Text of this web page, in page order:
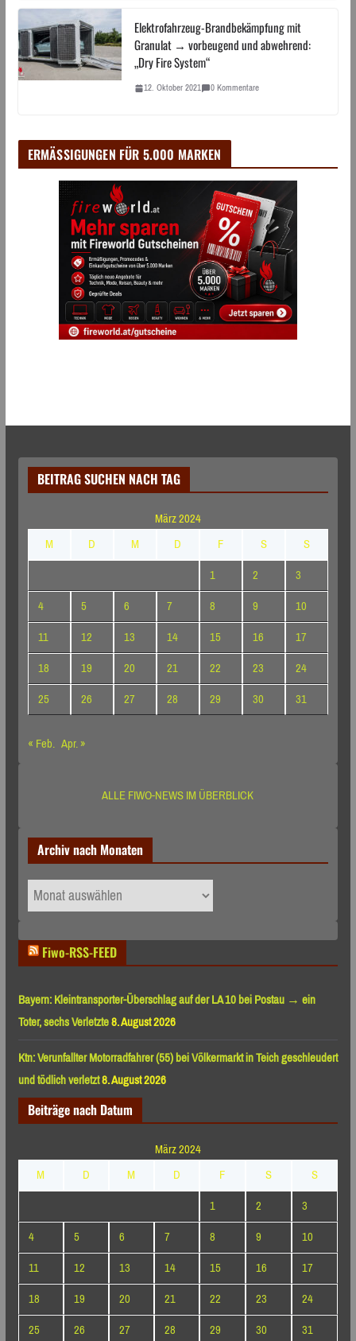
Elektrofahrzeug-Brandbekämpfung mit
Granulat → vorbeugend und abwehrend:
„Dry Fire System“
12. Oktober 2021 0 Kommentare
ERMÄSSIGUNGEN FÜR 5.000 MARKEN
BEITRAG SUCHEN NACH TAG
März 2024
M
D M D F S
S
1
2
3
4
5 6 7 8 9
10
11
12 13 14 15 16
17
18
19 20 21 22 23
24
25
26 27 28 29 30
31
« Feb. Apr. »
ALLE FIWO-NEWS IM ÜBERBLICK
Archiv nach Monaten
Archiv
nach
Fiwo-RSS-FEED
Bayern: Kleintransporter-Überschlag auf der LA 10 bei Postau → ein
Toter, sechs Verletzte8. August 2026
Ktn: Verunfallter Motorradfahrer (55) bei Völkermarkt in Teich geschleudert
und tödlich verletzt8. August 2026
Beiträge nach Datum
März 2024
M
D M D F S
S
1
2
3
4
5 6 7 8 9
10
11
12 13 14 15 16
17
18
19 20 21 22 23
24
25
26 27 28 29 30 31